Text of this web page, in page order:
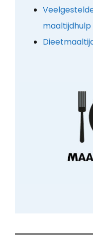
maaltijdhulp